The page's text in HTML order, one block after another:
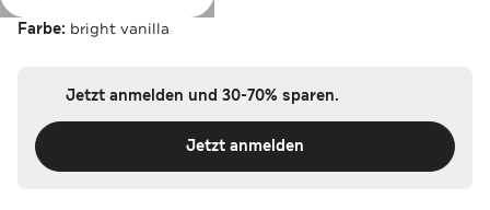
Farbe: bright vanilla
Jetzt anmelden und 30-70% sparen.
Jetzt anmelden